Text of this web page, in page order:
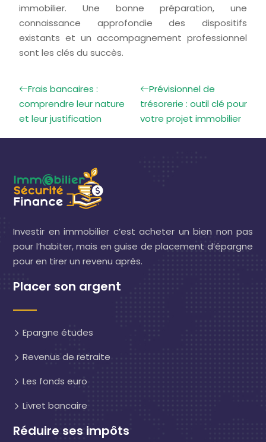
immobilier. Une bonne préparation, une
connaissance approfondie des dispositifs
existants et un accompagnement professionnel
sont les clés du succès.
Frais bancaires :
comprendre leur nature
et leur justification
Prévisionnel de
trésorerie : outil clé pour
votre projet immobilier
Investir en immobilier c’est acheter un bien non pas
pour l’habiter, mais en guise de placement d’épargne
pour en tirer un revenu après.
Placer son argent
Epargne études
Revenus de retraite
Les fonds euro
Livret bancaire
Réduire ses impôts